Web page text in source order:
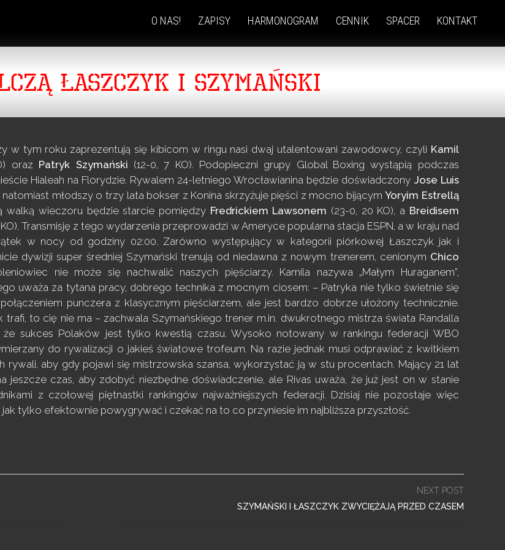
O NAS! ZAPISY HARMONOGRAM CENNIK SPACER KONTAKT
ŁASZCZYK I SZYMAŃSKI
w tym roku zaprezentują się kibicom w ringu nasi dwaj utalentowani zawodowcy, czyli Kamil
oraz Patryk Szymański (12-0, 7 KO). Podopieczni grupy Global Boxing wystąpią podczas
Hialeah na Florydzie. Rywalem 24-letniego Wrocławianina będzie doświadczony Jose Luis
natomiast młodszy o trzy lata bokser z Konina skrzyżuje pięści z mocno bijącymYoryim Estrellą
walką wieczoru będzie starcie pomiędzy Fredrickiem Lawsonem (23-0, 20 KO), a Breidisem
Transmisję z tego wydarzenia przeprowadzi w Ameryce popularna stacja ESPN, a w kraju nad
w nocy od godziny 02:00. Zarówno występujący w kategorii piórkowej Łaszczyk jak i
dywizji super średniej Szymański trenują od niedawna z nowym trenerem, cenionym Chico
nie może się nachwalić naszych pięściarzy. Kamila nazywa „Małym Huraganem”,
uważa za tytana pracy, dobrego technika z mocnym ciosem: – Patryka nie tylko świetnie się
punczera z klasycznym pięściarzem, ale jest bardzo dobrze ułożony technicznie.
trafi, to cię nie ma – zachwala Szymańskiego trener m.in. dwukrotnego mistrza świata Randalla
że sukces Polaków jest tylko kwestią czasu. Wysoko notowany w rankingu federacji WBO
do rywalizacji o jakieś światowe trofeum. Na razie jednak musi odprawiać z kwitkiem
rywali, aby gdy pojawi się mistrzowska szansa, wykorzystać ją w stu procentach. Mający 21 lat
jeszcze czas, aby zdobyć niezbędne doświadczenie, ale Rivas uważa, że już jest on w stanie
z czołowej piętnastki rankingów najważniejszych federacji. Dzisiaj nie pozostaje więc
tylko efektownie powygrywać i czekać na to co przyniesie im najbliższa przyszłość.
NEXT POST
SZYMAŃSKI I ŁASZCZYK ZWYCIĘŻAJĄ PRZED CZASEM